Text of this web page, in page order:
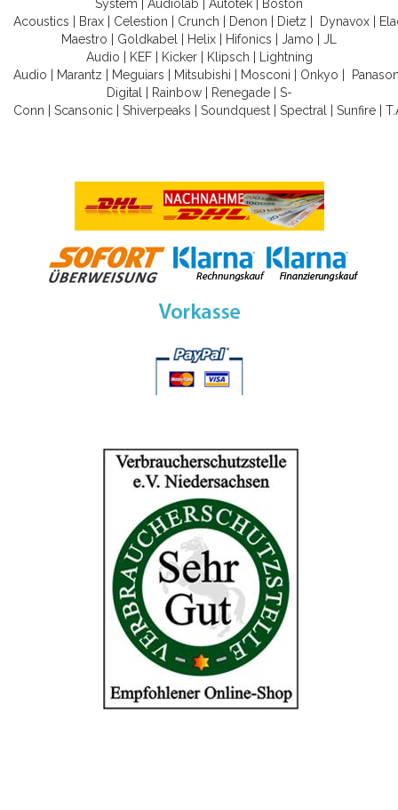
System | Audiolab | Autotek | Boston
Acoustics | Brax | Celestion | Crunch | Denon | Dietz | Dynavox |
Maestro | Goldkabel | Helix | Hifonics | Jamo | JL
Audio | KEF| Kicker| Klipsch | Lightning
Audio | Marantz | Meguiars | Mitsubishi | Mosconi | Onkyo |
Digital | Rainbow| Renegade| S-
Conn | Scansonic | Shiverpeaks | Soundquest | Spectral | Sunfire |